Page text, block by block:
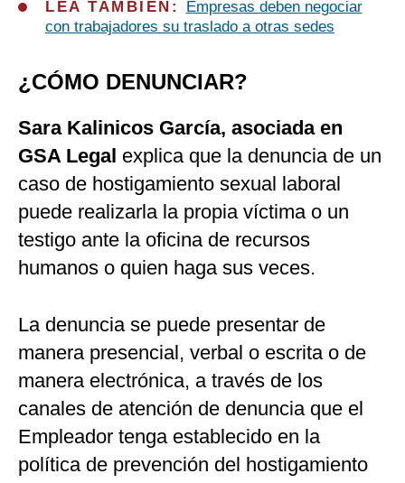
LEA TAMBIEN:
Empresas deben negociar
con trabajadores su traslado a otras sedes
¿CÓMO DENUNCIAR?
Sara Kalinicos García, asociada en
GSA Legal explica que la denuncia de un
caso de hostigamiento sexual laboral
puede realizarla la propia víctima o un
testigo ante la oficina de recursos
humanos o quien haga sus veces.
La denuncia se puede presentar de
manera presencial, verbal o escrita o de
manera electrónica, a través de los
canales de atención de denuncia que el
Empleador tenga establecido en la
política de prevención del hostigamiento